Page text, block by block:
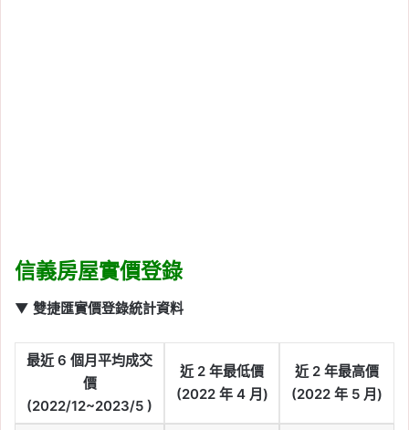
信義房屋實價登錄
▼ 雙捷匯實價登錄統計資料
最近 6 個月平均成交
價
(2022/12~2023/5 )
近 2 年最低價
(2022 年4 月)
近 2 年最高價
(2022 年 5 月)